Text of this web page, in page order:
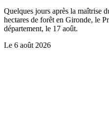
Quelques jours après la maîtrise
hectares de forêt en Gironde, le
département, le 17 août.
Le 6 août 2026